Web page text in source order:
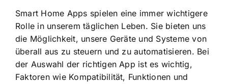
Smart Home Apps spielen eine immer wichtigere
Rolle in unserem täglichen Leben. Sie bieten uns
die Möglichkeit, unsere Geräte und Systeme von
überall aus zu steuern und zu automatisieren. Bei
der Auswahl der richtigen App ist es wichtig,
Faktoren wie Kompatibilität, Funktionen und